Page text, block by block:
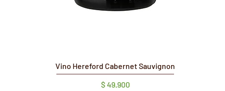
Vista rápida
Vino Hereford Cabernet Sauvignon
Precio
$ 49.900